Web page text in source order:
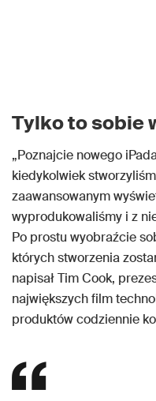
Tylko to sobie
„Poznajcie nowego
kiedykolwiek
zaawansowanym
wyprodukowaliśmy i z
Po prostu wyobraźcie
których stworzenia
napisał Tim Cook,
największych film
produktów codziennie